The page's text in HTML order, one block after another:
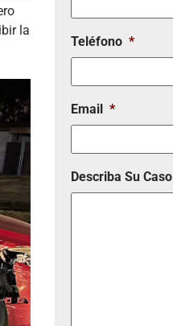
la
Teléfono *
Email *
Describa Su Caso